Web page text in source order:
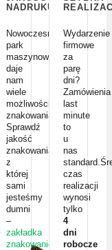
NADRUKU
Nowoczesny
park
maszynowy
daje
nam
wiele
możliwości
znakowania.
Sprawdź
jakość
znakowania,
z
której
sami
jesteśmy
dumni
–
zakładka
znakowanie
Wydarzenie
firmowe
za
parę
dni?
Zamówienia
last
minute
to
u
nas
czas
realizacji
wynosi
tylko
4
dni
robocze